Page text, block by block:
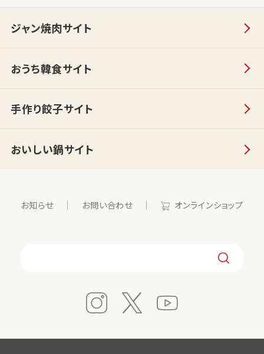
ジャン焼肉サイト
おうち韓食サイト
手作り餃子サイト
おいしい鍋サイト
お知らせ お問い合わせ オンラインショップ